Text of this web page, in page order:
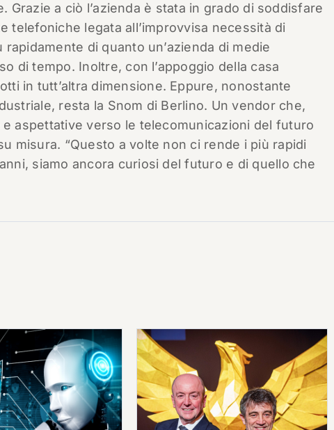
a ciò l’azienda è stata in grado di soddisfare
telefoniche legata all’improvvisa necessità di
di quanto un’azienda di medie
di tempo. Inoltre, con l’appoggio della casa
in tutt’altra dimensione. Eppure, nonostante
resta la Snom di Berlino. Un vendor che,
aspettative verso le telecomunicazioni del futuro
misura. “Questo a volte non ci rende i più rapidi
siamo ancora curiosi del futuro e di quello che